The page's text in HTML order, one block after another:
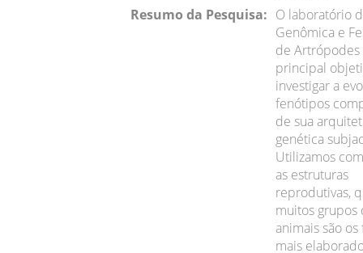
Resumo da Pesquisa: O laboratório
Genômica e
de
principal
investigar a
fenótipos
de sua
genética
Utilizamos
as estruturas
reprodutivas,
muitos grupos
animais são
mais